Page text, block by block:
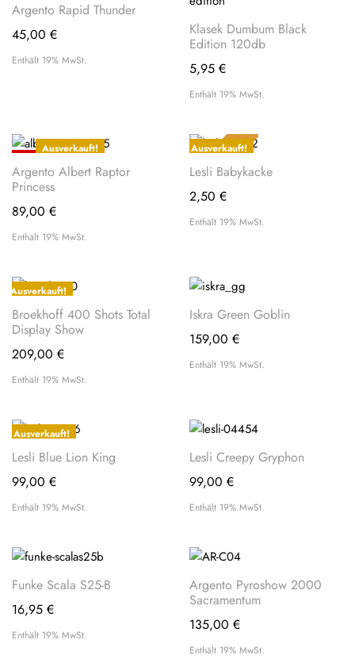
Argento Rapid Thunder
45,00 €
Enthält 19% MwSt.
Klasek Dumbum Black
Edition 120db
5,95 €
Enthält 19% MwSt.
Ausverkauft!
Argento Albert Raptor
Princess
89,00 €
Enthält 19% MwSt.
Ausverkauft!
LEGENDE
Lesli Babykacke
2,50 €
Enthält 19% MwSt.
Ausverkauft!
Broekhoff 400 Shots Total
Display Show
209,00 €
Enthält 19% MwSt.
Iskra Green Goblin
159,00 €
Enthält 19% MwSt.
Ausverkauft!
Lesli Blue Lion King
99,00 €
Enthält 19% MwSt.
Lesli Creepy Gryphon
99,00 €
Enthält 19% MwSt.
Funke Scala S25-B
16,95 €
Enthält 19% MwSt.
Argento Pyroshow 2000
Sacramentum
135,00 €
Enthält 19% MwSt.